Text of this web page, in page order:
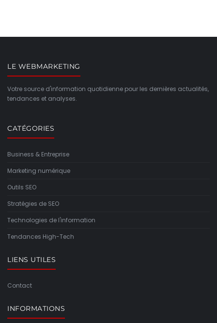
LE WEBMARKETING
Votre source d'information quotidienne pour les dernières actualités,
tendances et analyses.
CATÉGORIES
Business & Entreprise
Marketing numérique
Outils SEO
Stratégies de SEO
Technologies de l'information
Tendances High-Tech
LIENS UTILES
Contact
INFORMATIONS